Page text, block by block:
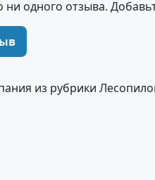
ни одного отзыва.
из рубрики